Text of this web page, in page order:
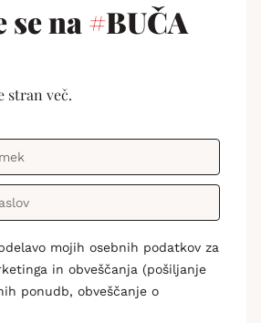
na#BUČA
stran več.
mojih osebnih podatkov za
in obveščanja (pošiljanje
ponudb, obveščanje o